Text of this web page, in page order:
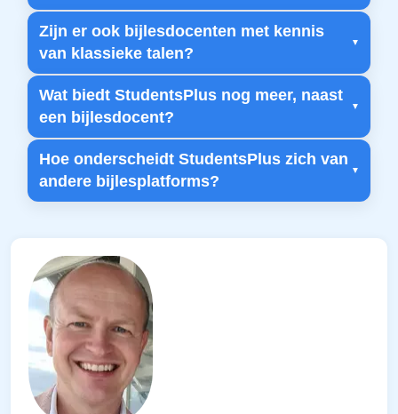
Zijn er ook bijlesdocenten met kennis
van klassieke talen?
Wat biedt StudentsPlus nog meer, naast
een bijlesdocent?
Hoe onderscheidt StudentsPlus zich van
andere bijlesplatforms?